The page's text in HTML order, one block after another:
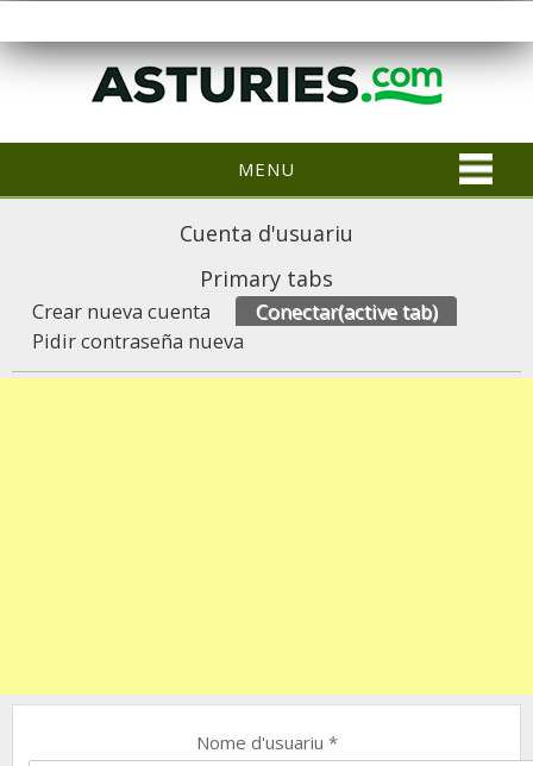
MENU
Cuenta d'usuariu
Primary tabs
Crear nueva cuenta Conectar(active tab)
Pidir contraseña nueva
Nome d'usuariu *